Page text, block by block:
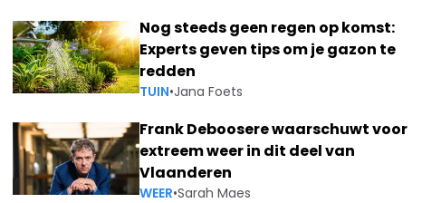
Nog steeds geen regen op komst:
Experts geven tips om je gazon te
redden
TUIN•Jana Foets
Frank Deboosere waarschuwt voor
extreem weer in dit deel van
Vlaanderen
WEER•Sarah Maes